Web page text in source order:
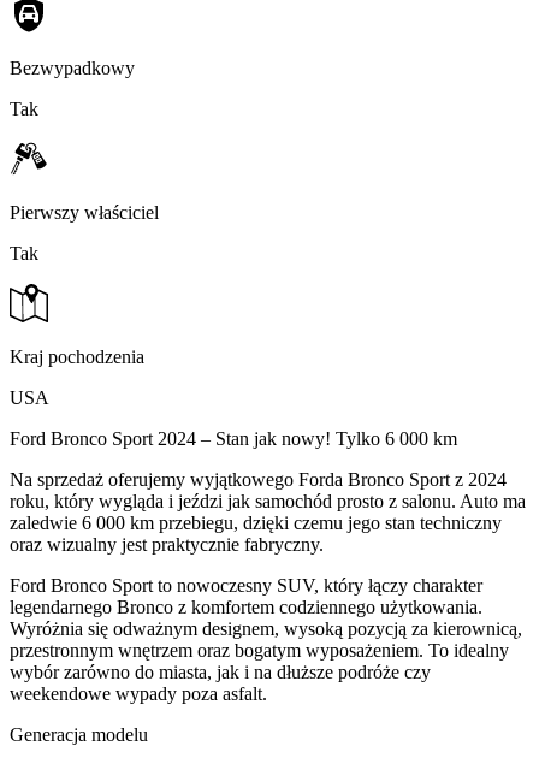
Bezwypadkowy
Tak
Pierwszy właściciel
Tak
Kraj pochodzenia
USA
Ford Bronco Sport 2024 – Stan jak nowy! Tylko 6 000 km
Na sprzedaż oferujemy wyjątkowego Forda Bronco Sport z 2024
roku, który wygląda i jeździ jak samochód prosto z salonu. Auto ma
zaledwie 6 000 km przebiegu, dzięki czemu jego stan techniczny
oraz wizualny jest praktycznie fabryczny.
Ford Bronco Sport to nowoczesny SUV, który łączy charakter
legendarnego Bronco z komfortem codziennego użytkowania.
Wyróżnia się odważnym designem, wysoką pozycją za kierownicą,
przestronnym wnętrzem oraz bogatym wyposażeniem. To idealny
wybór zarówno do miasta, jak i na dłuższe podróże czy
weekendowe wypady poza asfalt.
Generacja modelu